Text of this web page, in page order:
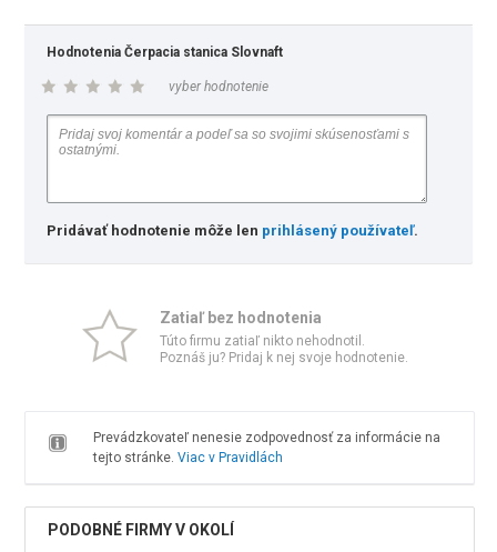
Hodnotenia Čerpacia stanica Slovnaft
vyber hodnotenie
Pridávať hodnotenie môže len prihlásený používateľ.
Zatiaľ bez hodnotenia
Túto firmu zatiaľ nikto nehodnotil.
Poznáš ju? Pridaj k nej svoje hodnotenie.
Prevádzkovateľ nenesie zodpovednosť za informácie na
tejto stránke. Viac v Pravidlách
PODOBNÉ FIRMY V OKOLÍ